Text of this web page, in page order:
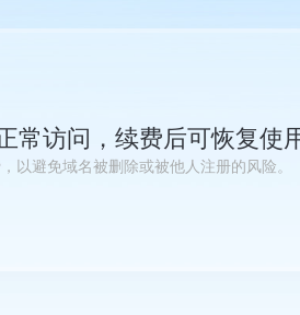
常访问，续费后可恢复使
以避免域名被删除或被他人注册的风险。